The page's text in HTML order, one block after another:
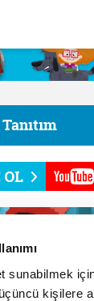
sunabilmek
kişilere